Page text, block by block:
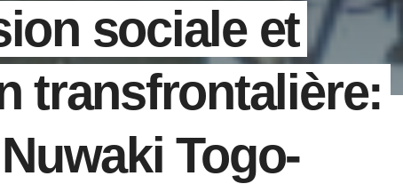
sociale et
transfrontalière:
Togo-